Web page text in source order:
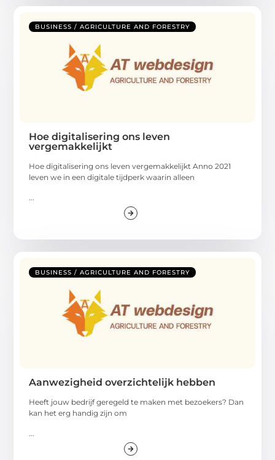
BUSINESS / AGRICULTURE AND FORESTRY
Hoe digitalisering ons leven
vergemakkelijkt
Hoe digitalisering ons leven vergemakkelijkt Anno 2021
leven we in een digitale tijdperk waarin alleen
BUSINESS / AGRICULTURE AND FORESTRY
Aanwezigheid overzichtelijk hebben
Heeft jouw bedrijf geregeld te maken met bezoekers? Dan
kan het erg handig zijn om